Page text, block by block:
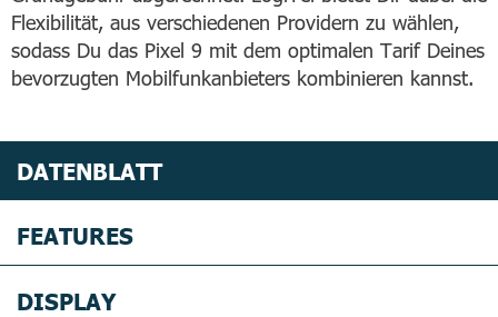
Flexibilität, aus verschiedenen Providern zu wählen,
sodass Du das Pixel 9 mit dem optimalen Tarif Deines
bevorzugten Mobilfunkanbieters kombinieren kannst.
DATENBLATT
FEATURES
DISPLAY